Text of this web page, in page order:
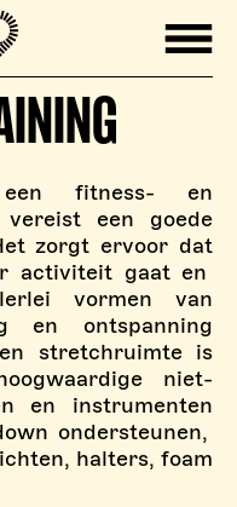
Mobile
een fitness- en
vereist een
goede
zorgt ervoor dat
activiteit gaaten
vormen van
en ontspanning
stretchruimteis
niet-
en instrumenten
ondersteunen,
, halters,foam